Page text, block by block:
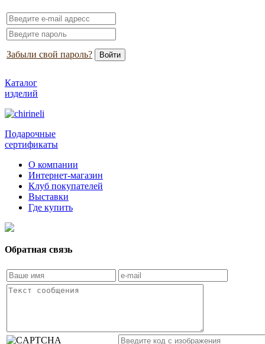
Забыли свой пароль?
Каталог
изделий
Подарочные
сертификаты
О компании
Интернет-магазин
Клуб покупателей
Выставки
Где купить
Обратная связь